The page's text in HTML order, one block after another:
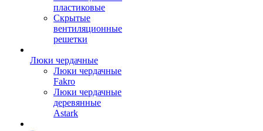
пластиковые
Скрытые
вентиляционные
решетки
Люки чердачные
Люки чердачные
Fakro
Люки чердачные
деревянные
Astark